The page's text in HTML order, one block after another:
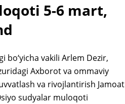
5-6 mart,
bo‘yicha vakili Arlem Dezir,
Axborot va ommaviy
va rivojlantirish Jamoat
sudyalar muloqoti